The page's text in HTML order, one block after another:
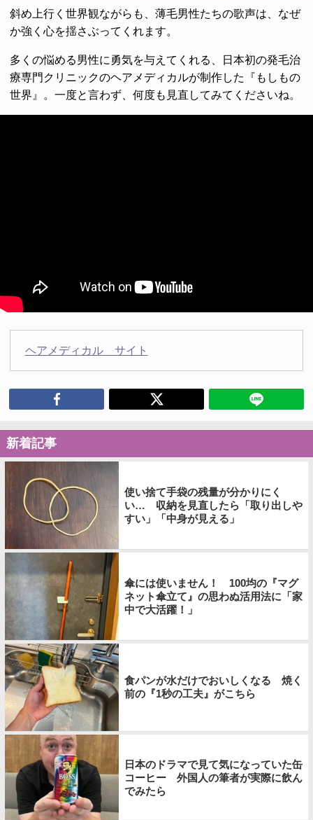
斜め上行く世界観ながらも、薄毛男性たちの歌声は、なぜ
か強く心を揺さぶってくれます。
多くの悩める男性に勇気を与えてくれる、日本初の発毛治
療専門クリニックのヘアメディカルが制作した『もしもの
世界』。一度と言わず、何度も見直してみてくださいね。
ヘアメディカル サイト
新着記事
使い捨て手袋の残量が分かりにく
い… 収納を見直したら「取り出しや
すい」「中身が見える」
傘には使いません！ 100均の『マグ
ネット傘立て』の思わぬ活用法に「家
中で大活躍！」
食パンが水だけでおいしくなる 焼く
前の『1秒の工夫』がこちら
日本のドラマで見て気になっていた缶
コーヒー 外国人の筆者が実際に飲ん
でみたら